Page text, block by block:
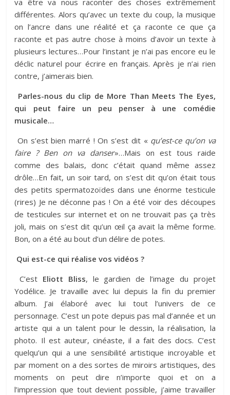
différentes. Alors qu’avec un texte du coup, la musique
on l’ancre dans une réalité et ça raconte ce que ça
raconte et pas autre chose à moins d’avoir un texte à
plusieurs lectures…Pour l’instant je n’ai pas encore eu le
déclic naturel pour écrire en français. Après je n’ai rien
contre, j’aimerais bien.
Parles-nous du clip de More Than Meets The Eyes,
qui peut faire un peu penser à une comédie
musicale…
On s’est bien marré ! On s’est dit « qu’est-ce qu’on va
faire ? Ben on va danser»…Mais on est tous raide
comme des balais, donc c’était quand même assez
drôle…En fait, un soir tard, on s’est dit qu’on était tous
des petits spermatozoïdes dans une énorme testicule
(rires) Je ne déconne pas ! On a été voir des découpes
de testicules sur internet et on ne trouvait pas ça très
joli, mais on s’est dit qu’un œil ça avait la même forme.
Bon, on a été au bout d’un délire de potes.
Qui est-ce qui réalise vos vidéos ?
C’est Eliott Bliss, le gardien de l’image du projet
Yodélice. Je travaille avec lui depuis la fin du premier
album. J’ai élaboré avec lui tout l’univers de ce
personnage. C’est un pote depuis pas mal d’année et un
artiste qui a un talent pour le dessin, la réalisation, la
photo. Il est auteur, cinéaste, il a fait des docs. C’est
quelqu’un qui a une sensibilité artistique incroyable et
par moment on a des sortes de miroirs artistiques, des
moments on peut dire n’importe quoi et on a
l’impression que tout devient possible, j’aime travailler